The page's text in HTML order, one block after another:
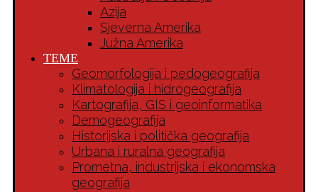
Azija
Sjeverna Amerika
Južna Amerika
TEME
Geomorfologija i pedogeografija
Klimatologija i hidrogeografija
Kartografija, GIS i geoinformatika
Demogeografija
Historijska i politička geografija
Urbana i ruralna geografija
Prometna, industrijska i ekonomska
geografija